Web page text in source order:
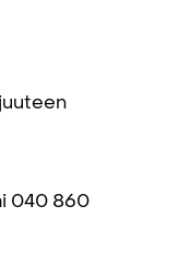
040 860